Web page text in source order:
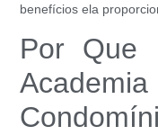
benefícios ela
Por Que